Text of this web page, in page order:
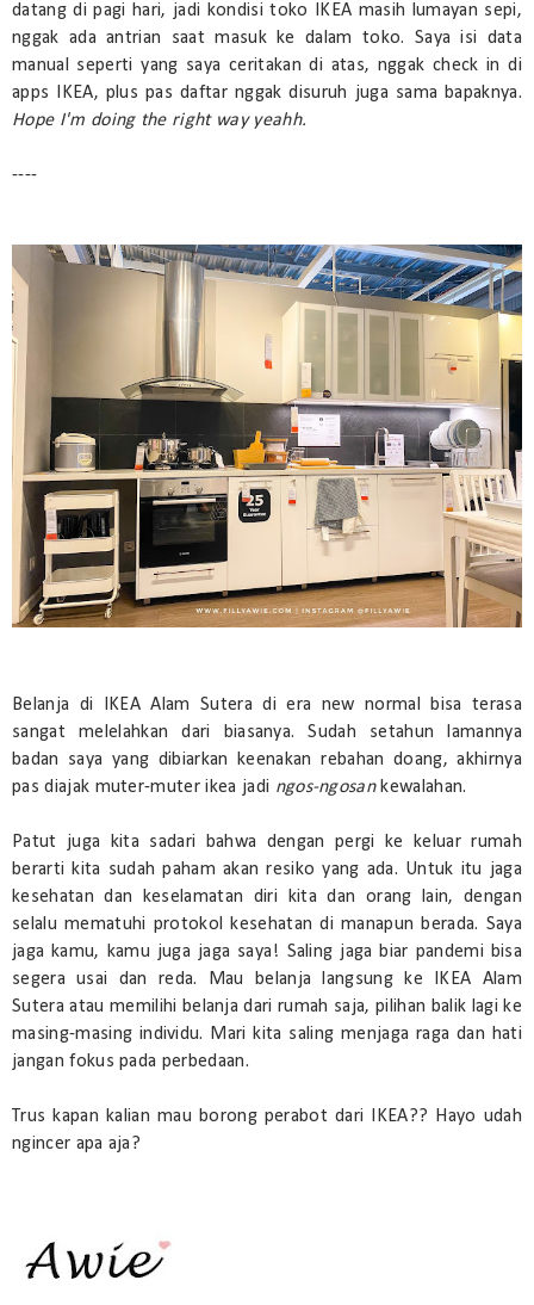
datang di pagi hari, jadi kondisi toko IKEA masih lumayan sepi,
nggak ada antrian saat masuk ke dalam toko. Saya isi data
manual seperti yang saya ceritakan di atas, nggak check in di
apps IKEA, plus pas daftar nggak disuruh juga sama bapaknya.
Hope I'm doing the right way yeahh.
----
Belanja di IKEA Alam Sutera di era new normal bisa terasa
sangat melelahkan dari biasanya. Sudah setahun lamannya
badan saya yang dibiarkan keenakan rebahan doang, akhirnya
pas diajak muter-muter ikea jadi ngos-ngosankewalahan.
Patut juga kita sadari bahwa dengan pergi ke keluar rumah
berarti kita sudah paham akan resiko yang ada. Untuk itu jaga
kesehatan dan keselamatan diri kita dan orang lain, dengan
selalu mematuhi protokol kesehatan di manapun berada. Saya
jaga kamu, kamu juga jaga saya! Saling jaga biar pandemi bisa
segera usai dan reda. Mau belanja langsung ke IKEA Alam
Sutera atau memilihi belanja dari rumah saja, pilihan balik lagi ke
masing-masing individu. Mari kita saling menjaga raga dan hati
jangan fokus pada perbedaan.
Trus kapan kalian mau borong perabot dari IKEA?? Hayo udah
ngincer apa aja?